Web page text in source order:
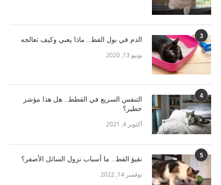
3 الدم في بول القط.. ماذا يعني وكيف تعالجه
يونيو 13, 2020
4
التنفس السريع في القطط.. هل هذا مؤشر
خطير؟
أكتوبر 4, 2021
5 تقيؤ القط.. ما أسباب نزول السائل الأصفر؟
نوفمبر 14, 2022